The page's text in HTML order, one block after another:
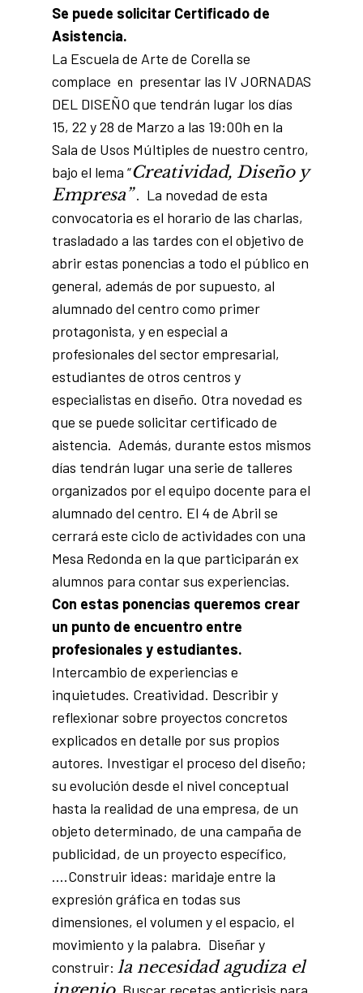
Se puede solicitar Certificado de
Asistencia.
La Escuela de Arte de Corella se
complace en presentar las IV JORNADAS
DEL DISEÑO que tendrán lugar los días
15, 22 y 28 de Marzo a las 19:00h en la
Sala de Usos Múltiples de nuestro centro,
bajo el lema “Creatividad, Diseño y
Empresa”. La novedad de esta
convocatoria es el horario de las charlas,
trasladado a las tardes con el objetivo de
abrir estas ponencias a todo el público en
general, además de por supuesto, al
alumnado del centro como primer
protagonista, y en especial a
profesionales del sector empresarial,
estudiantes de otros centros y
especialistas en diseño. Otra novedad es
que se puede solicitar certificado de
aistencia. Además, durante estos mismos
días tendrán lugar una serie de talleres
organizados por el equipo docente para el
alumnado del centro. El 4 de Abril se
cerrará este ciclo de actividades con una
Mesa Redonda en la que participarán ex
alumnos para contar sus experiencias.
Con estas ponencias queremos crear
un punto de encuentro entre
profesionales y estudiantes.
Intercambio de experiencias e
inquietudes. Creatividad. Describir y
reflexionar sobre proyectos concretos
explicados en detalle por sus propios
autores. Investigar el proceso del diseño;
su evolución desde el nivel conceptual
hasta la realidad de una empresa, de un
objeto determinado, de una campaña de
publicidad, de un proyecto específico,
….Construir ideas: maridaje entre la
expresión gráfica en todas sus
dimensiones, el volumen y el espacio, el
movimiento y la palabra. Diseñar y
construir: la necesidad agudiza el